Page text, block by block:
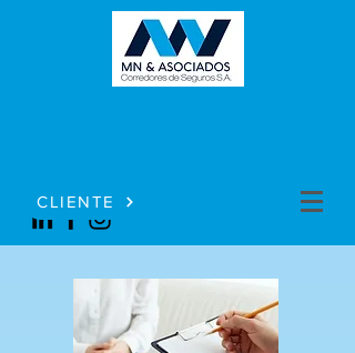
CLIENTE